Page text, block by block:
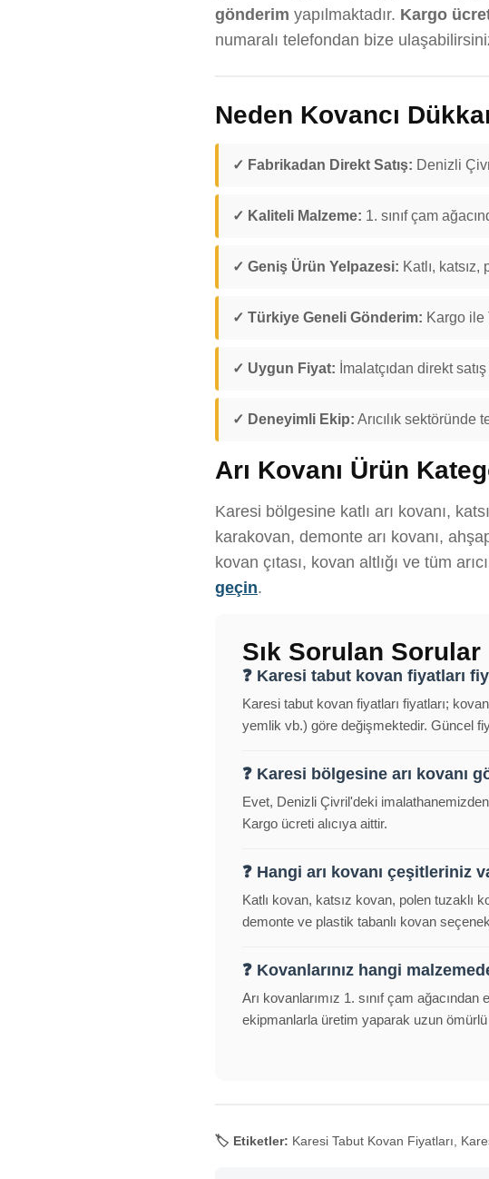
gönderim yapılmaktadır. Kargo
numaralı telefondan bize
Neden Kovancı
✓ Fabrikadan Direkt Satış: Denizli
✓ Kaliteli Malzeme: 1. sınıf çam
✓ Geniş Ürün Yelpazesi: Katlı,
✓ Türkiye Geneli Gönderim: Kargo ile
✓ Uygun Fiyat: İmalatçıdan direkt
✓ Deneyimli Ekip: Arıcılık
Arı Kovanı Ürün
Karesi bölgesine katlı arı kovanı,
karakovan, demonte arı kovanı,
kovan çıtası, kovan altlığı ve tüm
geçin.
Sık Sorulan Sorular
❓ Karesi tabut kovan fiyatları
Karesi tabut kovan fiyatları fiyatları;
yemlik vb.) göre değişmektedir. Güncel
❓ Karesi bölgesine arı kovanı
Evet, Denizli Çivril'deki
Kargo ücreti alıcıya aittir.
❓ Hangi arı kovanı çeşitleriniz
Katlı kovan, katsız kovan, polen
demonte ve plastik tabanlı kovan
❓ Kovanlarınız hangi
Arı kovanlarımız 1. sınıf çam
ekipmanlarla üretim yaparak uzun
🏷️ Etiketler: Karesi Tabut Kovan Fiyatları,